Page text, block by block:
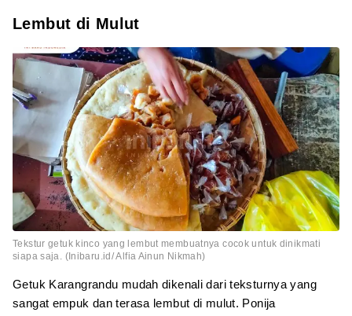
Lembut di Mulut
Tekstur getuk kinco yang lembut membuatnya cocok untuk dinikmati
siapa saja. (Inibaru.id/ Alfia Ainun Nikmah)
Getuk Karangrandu mudah dikenali dari teksturnya yang
sangat empuk dan terasa lembut di mulut. Ponija